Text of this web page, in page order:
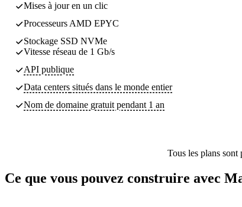
Mises à jour en un clic
Processeurs AMD EPYC
Stockage SSD NVMe
Vitesse réseau de 1 Gb/s
API publique
Data centers situés dans le monde entier
Nom de domaine gratuit pendant 1 an
Tous les plans
Ce que vous pouvez construire avec